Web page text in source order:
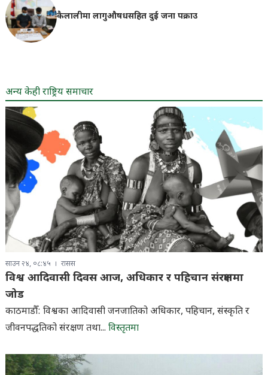
कैलालीमा लागुऔषधसहित दुई जना पक्राउ
अन्य केही राष्ट्रिय समाचार
साउन २४, ०८:४५ रासस
विश्व आदिवासी दिवस आज, अधिकार र पहिचान संरक्षणमा
जोड
काठमाडौँ: विश्वका आदिवासी जनजातिको अधिकार, पहिचान, संस्कृति र
जीवनपद्धतिको संरक्षण तथा... विस्तृतमा